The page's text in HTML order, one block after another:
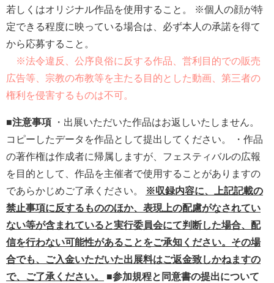
若しくはオリジナル作品を使用すること。 ※個人の顔が特
定できる程度に映っている場合は、必ず本人の承諾を得て
から応募すること。
※法令違反、公序良俗に反する作品、営利目的での販売
広告等、宗教の布教等を主たる目的とした動画、第三者の
権利を侵害するものは不可。
■注意事項 ・出展いただいた作品はお返しいたしません。
コピーしたデータを作品として提出してください。 ・作品
の著作権は作成者に帰属しますが、フェスティバルの広報
を目的として、作品を主催者で使用することがありますの
であらかじめご了承ください。
※収録内容に、上記記載の
禁止事項に反するもののほか、表現上の配慮がなされてい
ない等が含まれていると実行委員会にて判断した場合、配
信を行わない可能性があることをご承知ください。その場
合でも、ご入金いただいた出展料はご返金致しかねますの
で、ご了承ください。
■参加規程と同意書の提出について